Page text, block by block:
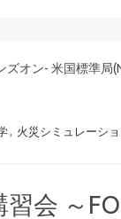
オン- 米国標準局
, 火災シミュレーシ
会 ～